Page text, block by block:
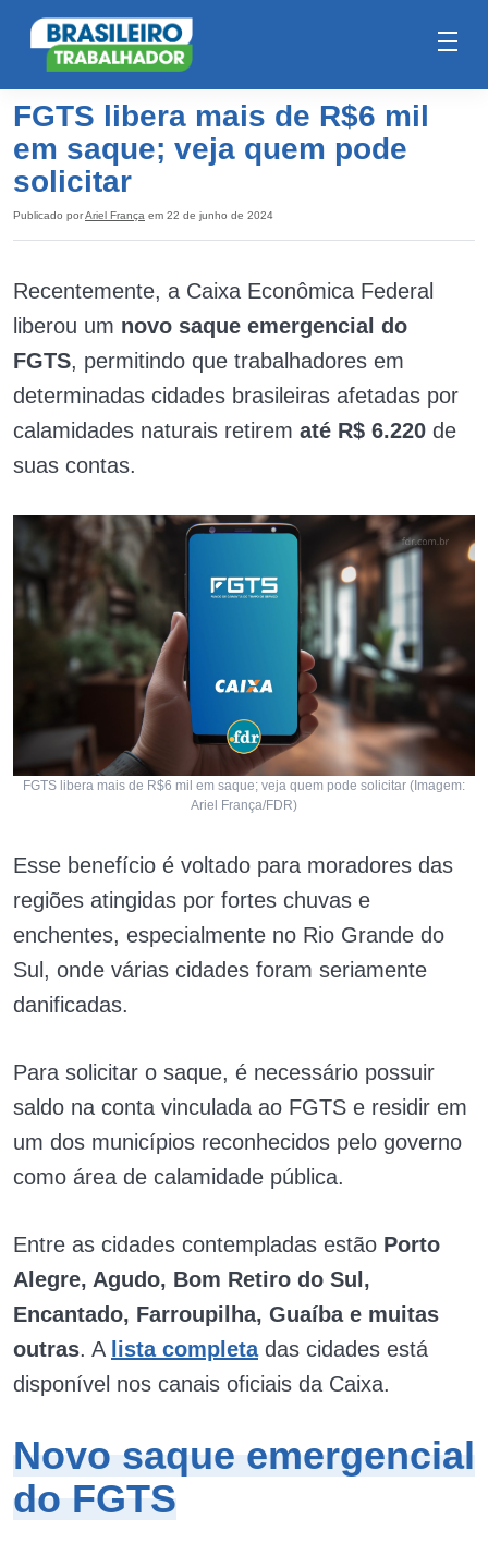
FGTS libera mais de R$6 mil
em saque; veja quem pode
solicitar
Publicado porAriel França em 22 de junho de 2024
Recentemente, a Caixa Econômica Federal
liberou um novo saque emergencial do
FGTS, permitindo que trabalhadores em
determinadas cidades brasileiras afetadas por
calamidades naturais retirem até R$ 6.220 de
suas contas.
FGTS libera mais de R$6 mil em saque; veja quem pode solicitar (Imagem:
Ariel França/FDR)
Esse benefício é voltado para moradores das
regiões atingidas por fortes chuvas e
enchentes, especialmente no Rio Grande do
Sul, onde várias cidades foram seriamente
danificadas.
Para solicitar o saque, é necessário possuir
saldo na conta vinculada ao FGTS e residir em
um dos municípios reconhecidos pelo governo
como área de calamidade pública.
Entre as cidades contempladas estão Porto
Alegre, Agudo, Bom Retiro do Sul,
Encantado, Farroupilha, Guaíba e muitas
outras. A lista completadas cidades está
disponível nos canais oficiais da Caixa.
Novo saque emergencial
do FGTS